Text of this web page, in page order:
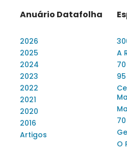
Anuário Datafolha
2026
2025
2024
2023
2022
2021
2020
2016
Artigos
A
O